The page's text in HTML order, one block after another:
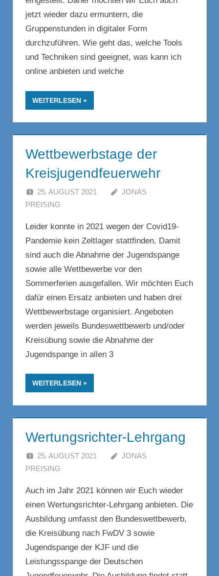
jetzt wieder dazu ermuntern, die
Gruppenstunden in digitaler Form
durchzuführen. Wie geht das, welche Tools
und Techniken sind geeignet, was kann ich
online anbieten und welche
WEITERLESEN
Wettbewerbstage der
Kreisjugendfeuerwehr
25. AUGUST 2021
JONAS
PREISING
Leider konnte in 2021 wegen der Covid19-
Pandemie kein Zeltlager stattfinden. Damit
sind auch die Abnahme der Jugendspange
sowie alle Wettbewerbe vor den
Sommerferien ausgefallen. Wir möchten Euch
dafür einen Ersatz anbieten und haben drei
Wettbewerbstage organisiert. Angeboten
werden jeweils Bundeswettbewerb und/oder
Kreisübung sowie die Abnahme der
Jugendspange in allen 3
WEITERLESEN
Wertungsrichter-Lehrgang
25. AUGUST 2021
JONAS
PREISING
Auch im Jahr 2021 können wir Euch wieder
einen Wertungsrichter-Lehrgang anbieten. Die
Ausbildung umfasst den Bundeswettbewerb,
die Kreisübung nach FwDV 3 sowie
Jugendspange der KJF und die
Leistungsspange der Deutschen